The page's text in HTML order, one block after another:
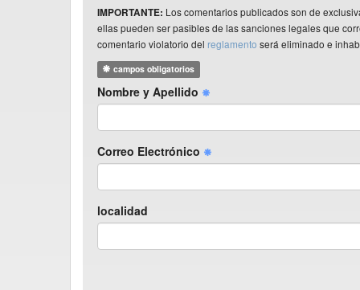
IMPORTANTE: Los comentarios publicados son de
ellas pueden ser pasibles de las sanciones legales que
comentario violatorio del reglamento será eliminado e
campos obligatorios
Nombre y Apellido
Correo Electrónico
localidad